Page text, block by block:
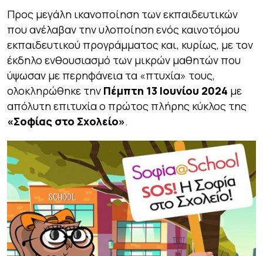
Προς μεγάλη ικανοποίηση των εκπαιδευτικών
που ανέλαβαν την υλοποίηση ενός καινοτόμου
εκπαιδευτικού προγράμματος και, κυρίως, με τον
έκδηλο ενθουσιασμό των μικρών μαθητών που
ύψωσαν με περηφάνεια τα «πτυχία» τους,
ολοκληρώθηκε την Πέμπτη 13 Ιουνίου 2024 με
απόλυτη επιτυχία ο πρώτος πλήρης κύκλος της
«Σοφίας στο Σχολείο».